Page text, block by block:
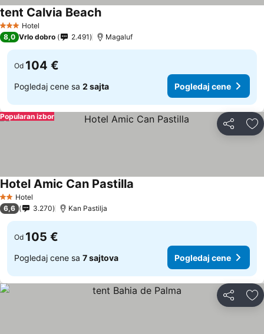
3 Zvezdice
Hotel
tent Calvia Beach
8,0 Vrlo dobro 2.491 Magaluf
Od 104 €
Pogledaj cene sa 2 sajta Pogledaj cene
Deli
Popularan izbor
2 Zvezdice
Hotel
Hotel Amic Can Pastilla
6,6 3.270 Kan Pastilja
Od 105 €
Pogledaj cene sa 7 sajtova Pogledaj cene
Deli